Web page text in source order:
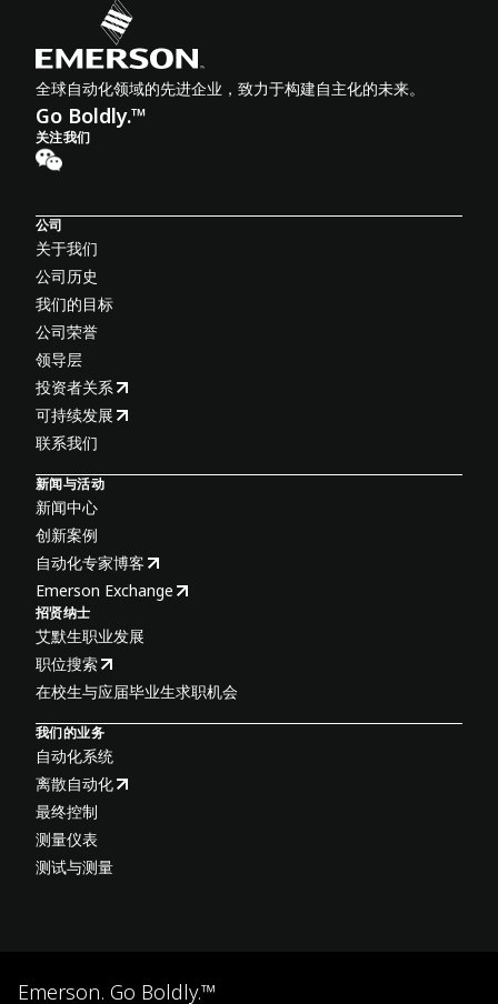
全球自动化领域的先进企业，致力于构建自主化的未来。
Go Boldly.™
关注我们
公司
关于我们
公司历史
我们的目标
公司荣誉
领导层
投资者关系
可持续发展
联系我们
新闻与活动
新闻中心
创新案例
自动化专家博客
Emerson Exchange
招贤纳士
艾默生职业发展
职位搜索
在校生与应届毕业生求职机会
我们的业务
自动化系统
离散自动化
最终控制
测量仪表
测试与测量
Emerson. Go Boldly.™